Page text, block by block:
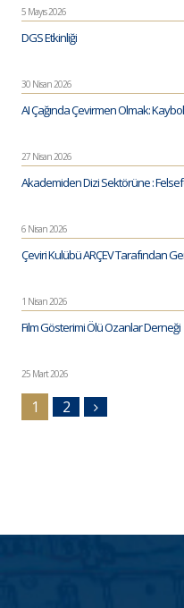
5 Mayıs 2026
DGS Etkinliği
30 Nisan 2026
AI Çağında Çevirmen Olmak:
27 Nisan 2026
Akademiden Dizi Sektörüne :
6 Nisan 2026
Çeviri Kulübü ARÇEV Tarafından
1 Nisan 2026
Film Gösterimi Ölü Ozanlar Derneği
25 Mart 2026
1 2